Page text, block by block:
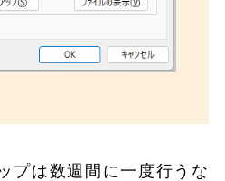
プは数週間に一度行うな